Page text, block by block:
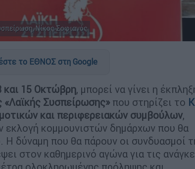
Νίκος Σοφιανός
το ΕΘΝΟΣ στη Google
και 15 Οκτώβρη, μπορεί να γίνει η
Συσπείρωσης» που στηρίζει το
και περιφερειακών συμβούλων,
εκλογή κομμουνιστών δημάρχων που θα
Η δύναμη που θα πάρουν οι συνδυασμοί
στον καθημερινό αγώνα για τις